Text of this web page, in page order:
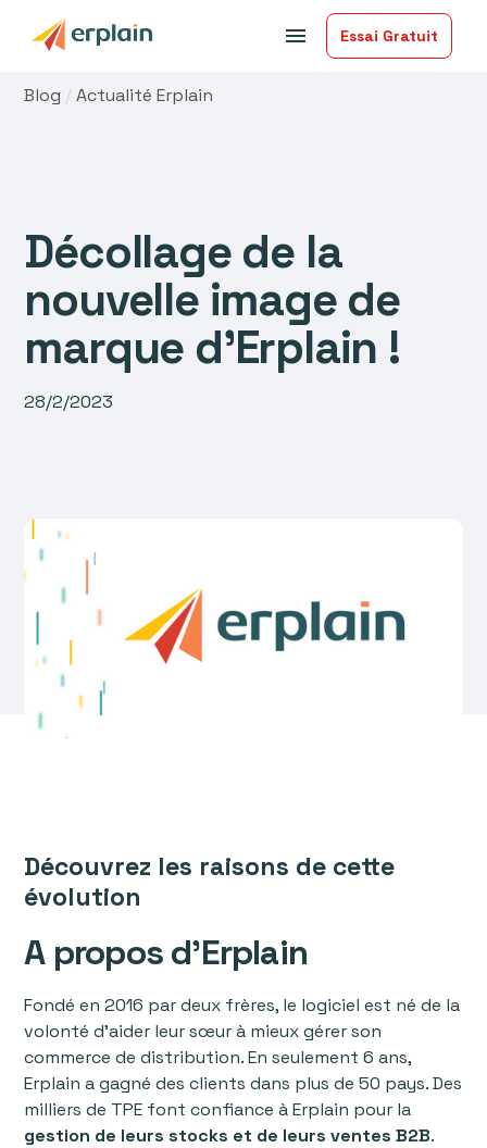
menu Essai Gratuit
Blog /Actualité Erplain
Décollage de la
nouvelle image de
marque d'Erplain !
28/2/2023
Découvrez les raisons de cette
évolution
A propos d’Erplain
Fondé en 2016 par deux frères, le logiciel est né de la
volonté d’aider leur sœur à mieux gérer son
commerce de distribution. En seulement 6 ans,
Erplain a gagné des clients dans plus de 50 pays. Des
milliers de TPE font confiance à Erplain pour la
gestion de leurs stocks et de leurs ventes B2B.